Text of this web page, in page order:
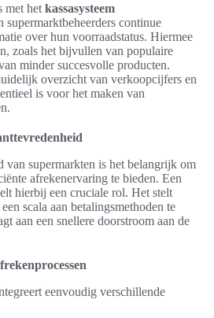
met het kassasysteem
supermarktbeheerders continue
over hun voorraadstatus. Hiermee
zoals het bijvullen van populaire
minder succesvolle producten.
overzicht van verkoopcijfers en
is voor het maken van
van supermarkten is het belangrijk om
afrekenervaring te bieden. Een
hierbij een cruciale rol. Het stelt
scala aan betalingsmethoden te
aan een snellere doorstroom aan de
eenvoudig verschillende